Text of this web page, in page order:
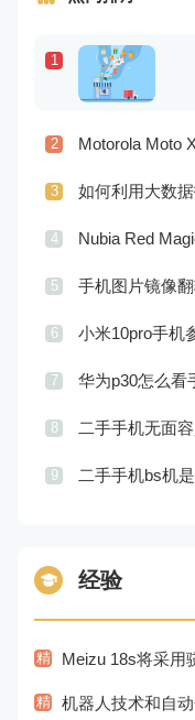
1
2
3 如何利用大数
4
5 手机图片镜像
6 小米10pro手机
7 华为p30怎么看
8 二手手机无面
9 二手手机bs机
经验
精 Meizu 18s将采用骁龙
精 机器人技术和自动